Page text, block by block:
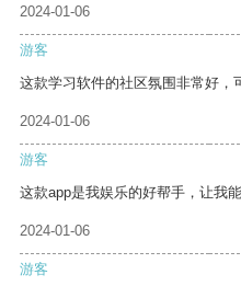
2024-01-06
游客
这款学习软件的社区氛围非常好，
2024-01-06
游客
这款app是我娱乐的好帮手，让我
2024-01-06
游客